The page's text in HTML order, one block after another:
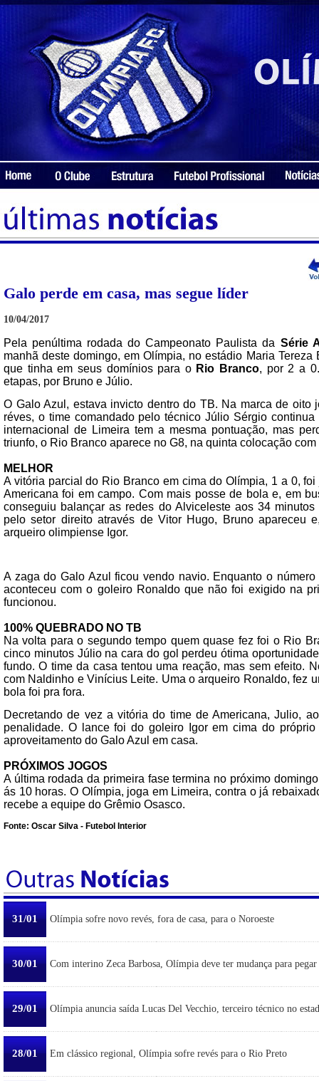
Galo perde em casa, mas segue líder
10/04/2017
Pela penúltima rodada do Campeonato Paulista da Série
manhã deste domingo, em Olímpia, no estádio Maria
que tinha em seus domínios para o Rio Branco, por 2 a
etapas, por Bruno e Júlio.
O Galo Azul, estava invicto dentro do TB. Na marca de oito
réves, o time comandado pelo técnico Júlio Sérgio
internacional de Limeira tem a mesma pontuação, mas
triunfo, o Rio Branco aparece no G8, na quinta colocação
MELHOR
A vitória parcial do Rio Branco em cima do Olímpia, 1 a 0,
Americana foi em campo. Com mais posse de bola e, em
conseguiu balançar as redes do Alviceleste aos 34
pelo setor direito através de Vitor Hugo, Bruno apareceu
arqueiro olimpiense Igor.
A zaga do Galo Azul ficou vendo navio. Enquanto o
aconteceu com o goleiro Ronaldo que não foi exigido na
funcionou.
100% QUEBRADO NO TB
Na volta para o segundo tempo quem quase fez foi o Rio
cinco minutos Júlio na cara do gol perdeu ótima
fundo. O time da casa tentou uma reação, mas sem efeito.
com Naldinho e Vinícius Leite. Uma o arqueiro Ronaldo, fez
bola foi pra fora.
Decretando de vez a vitória do time de Americana, Julio,
penalidade. O lance foi do goleiro Igor em cima do
aproveitamento do Galo Azul em casa.
PRÓXIMOS JOGOS
A última rodada da primeira fase termina no próximo
ás 10 horas. O Olímpia, joga em Limeira, contra o já
recebe a equipe do Grêmio Osasco.
Fonte: Oscar Silva - Futebol Interior
31/01 Olímpia sofre novo revés, fora de casa, para o Noroeste
30/01 Com interino Zeca Barbosa, Olímpia deve ter mudança para pegar
29/01 Olímpia anuncia saída Lucas Del Vecchio, terceiro técnico no
28/01 Em clássico regional, Olímpia sofre revés para o Rio Preto